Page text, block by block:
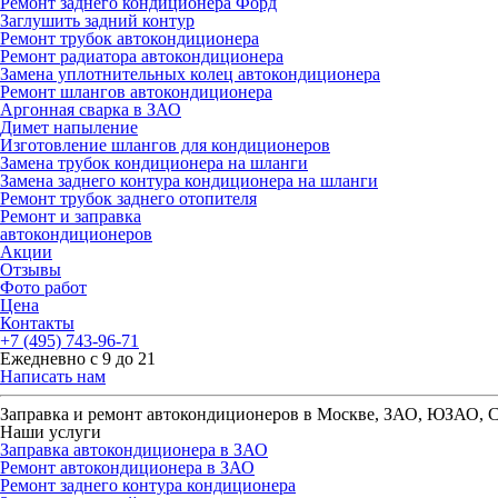
Заглушить задний контур
Ремонт трубок автокондиционера
Ремонт радиатора автокондиционера
Замена уплотнительных колец автокондиционера
Ремонт шлангов автокондиционера
Аргонная сварка в ЗАО
Димет напыление
Изготовление шлангов для кондиционеров
Замена трубок кондиционера на шланги
Замена заднего контура кондиционера на шланги
Ремонт трубок заднего отопителя
Ремонт и заправка
автокондиционеров
Акции
Отзывы
Фото работ
Цена
Контакты
+7 (495) 743-96-71
Ежедневно с 9 до 21
Написать нам
Заправка и ремонт автокондиционеров в Москве, ЗАО, ЮЗАО,
Наши услуги
Заправка автокондиционера в ЗАО
Ремонт автокондиционера в ЗАО
Ремонт заднего контура кондиционера